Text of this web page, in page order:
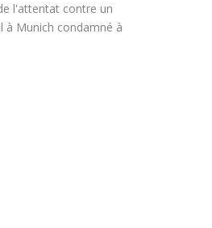
l'attentat contre un
à Munich condamné à